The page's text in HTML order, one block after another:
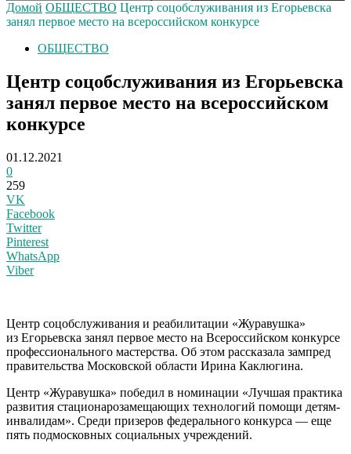
Домой ОБЩЕСТВО Центр соцобслуживания из Егорьевска
занял первое место на всероссийском конкурсе
ОБЩЕСТВО
Центр соцобслуживания из Егорьевска
занял первое место на всероссийском
конкурсе
01.12.2021
0
259
VK
Facebook
Twitter
Pinterest
WhatsApp
Viber
Центр соцобслуживания и реабилитации «Журавушка»
из Егорьевска занял первое место на Всероссийском конкурсе
профессионального мастерства. Об этом рассказала зампред
правительства Московской области Ирина Каклюгина.
Центр «Журавушка» победил в номинации «Лучшая практика
развития стационарозамещающих технологий помощи детям-
инвалидам». Среди призеров федерального конкурса — еще
пять подмосковных социальных учреждений.